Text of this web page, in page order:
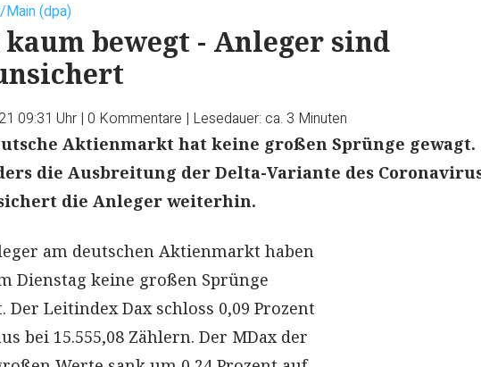
Main (dpa)
kaum bewegt - Anleger sind
09:31 Uhr | 0 Kommentare | Lesedauer: ca. 3 Minuten
Aktienmarkt hat keine großen Sprünge gewagt.
die Ausbreitung der Delta-Variante des
die Anleger weiterhin.
am deutschen Aktienmarkt haben
Dienstag keine großen Sprünge
Der Leitindex Dax schloss 0,09 Prozent
bei 15.555,08 Zählern. Der MDax der